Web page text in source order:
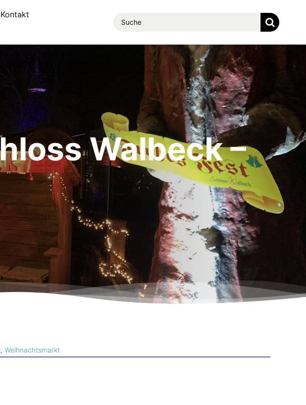
Kontakt
Suche
nach:
Walbeck –
, Weihnachtsmarkt